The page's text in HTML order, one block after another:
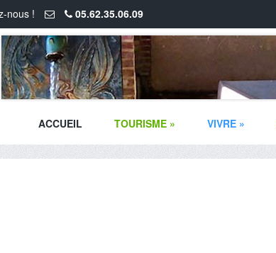
nous ! 05.62.35.06.09
ACCUEIL TOURISME » VIVRE »